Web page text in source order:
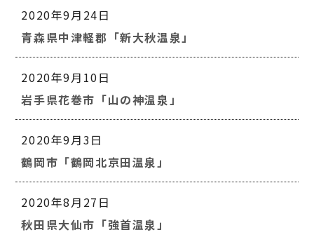
2020年9月24日
青森県中津軽郡「新大秋温泉」
2020年9月10日
岩手県花巻市「山の神温泉」
2020年9月3日
鶴岡市「鶴岡北京田温泉」
2020年8月27日
秋田県大仙市「強首温泉」